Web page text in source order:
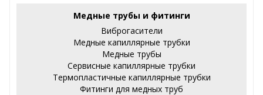
Медные трубы и фитинги
Виброгасители
Медные капиллярные трубки
Медные трубы
Сервисные капиллярные трубки
Термопластичные капиллярные трубки
Фитинги для медных труб